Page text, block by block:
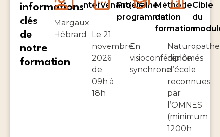
informations
clés
de
notre
formation
Intervenant(e)s
Margaux
Hébrard
Prochaine
programmation
Le 21
novembre
2026
de
09h à
18h
Méthode
de
formation
En
visioconférence
synchrone
Cible
du
diplômés
d’école
reconnues
par
l’OMNES
(minimum
1200h